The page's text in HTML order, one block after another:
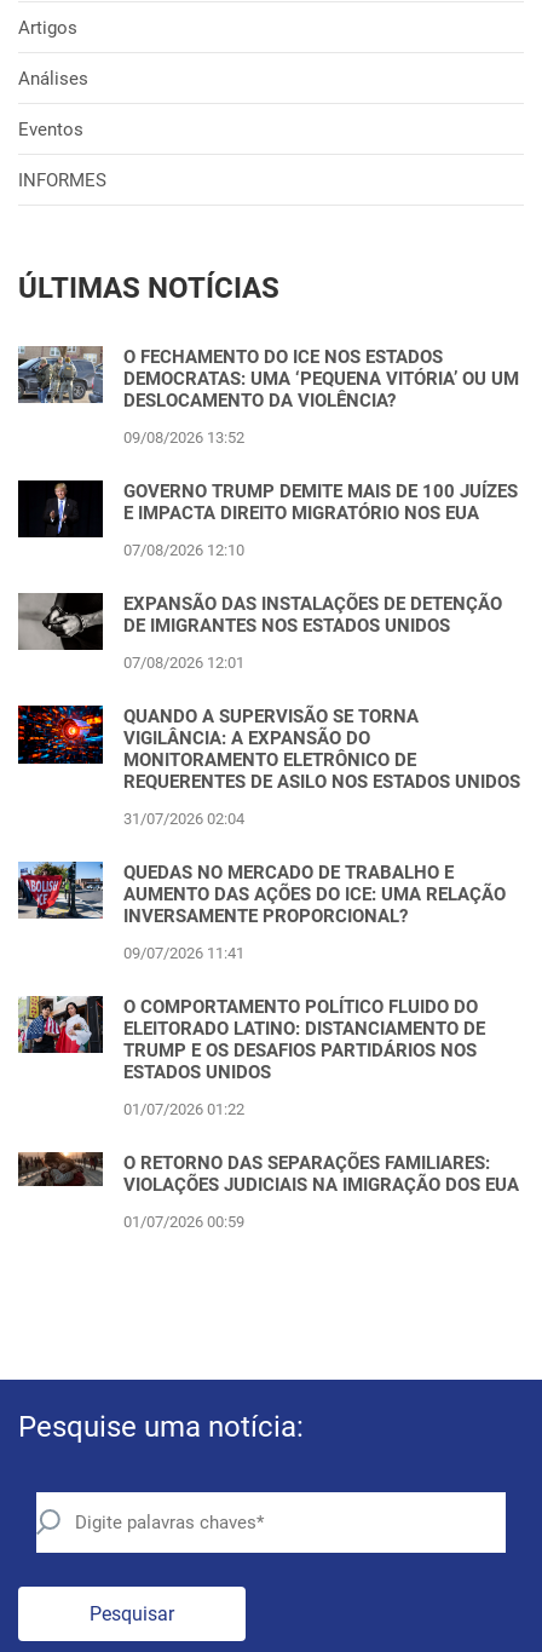
Artigos
Análises
Eventos
INFORMES
ÚLTIMAS NOTÍCIAS
O FECHAMENTO DO ICE NOS ESTADOS
DEMOCRATAS: UMA ‘PEQUENA VITÓRIA’ OU UM
DESLOCAMENTO DA VIOLÊNCIA?
09/08/2026 13:52
GOVERNO TRUMP DEMITE MAIS DE 100 JUÍZES
E IMPACTA DIREITO MIGRATÓRIO NOS EUA
07/08/2026 12:10
EXPANSÃO DAS INSTALAÇÕES DE DETENÇÃO
DE IMIGRANTES NOS ESTADOS UNIDOS
07/08/2026 12:01
QUANDO A SUPERVISÃO SE TORNA
VIGILÂNCIA: A EXPANSÃO DO
MONITORAMENTO ELETRÔNICO DE
REQUERENTES DE ASILO NOS ESTADOS UNIDOS
31/07/2026 02:04
QUEDAS NO MERCADO DE TRABALHO E
AUMENTO DAS AÇÕES DO ICE: UMA RELAÇÃO
INVERSAMENTE PROPORCIONAL?
09/07/2026 11:41
O COMPORTAMENTO POLÍTICO FLUIDO DO
ELEITORADO LATINO: DISTANCIAMENTO DE
TRUMP E OS DESAFIOS PARTIDÁRIOS NOS
ESTADOS UNIDOS
01/07/2026 01:22
O RETORNO DAS SEPARAÇÕES FAMILIARES:
VIOLAÇÕES JUDICIAIS NA IMIGRAÇÃO DOS EUA
01/07/2026 00:59
Pesquise uma notícia:
Pesquisar